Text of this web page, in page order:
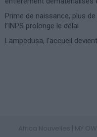
Prime de naissance, plus
l’INPS prolonge le délai
Lampedusa, l’accueil